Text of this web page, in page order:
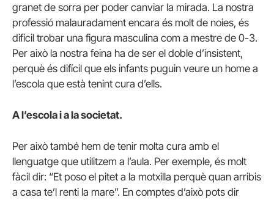
granet de sorra per poder canviar la mirada. La nostra
professió malauradament encara és molt de noies, és
difícil trobar una figura masculina com a mestre de 0-3.
Per això la nostra feina ha de ser el doble d’insistent,
perquè és difícil que els infants puguin veure un home a
l’escola que està tenint cura d’ells.
A l’escola i a la societat.
Per això també hem de tenir molta cura amb el
llenguatge que utilitzem a l’aula. Per exemple, és molt
fàcil dir: “Et poso el pitet a la motxilla perquè quan arribis
a casa te’l renti la mare”. En comptes d’això pots dir